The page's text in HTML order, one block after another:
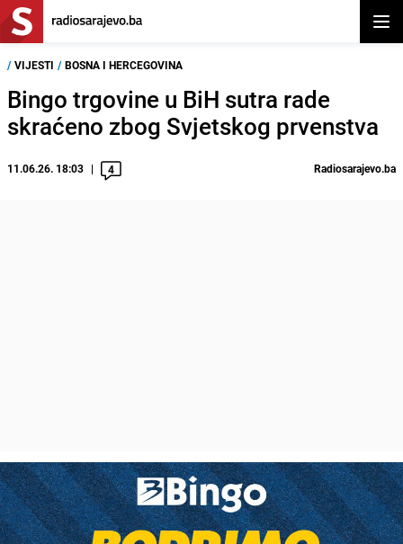
/ VIJESTI / BOSNA I HERCEGOVINA
Bingo trgovine u BiH sutra rade
skraćeno zbog Svjetskog prvenstva
11.06.26. 18:03 4 Radiosarajevo.ba